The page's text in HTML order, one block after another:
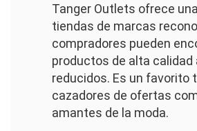
Tanger Outlets ofrece
tiendas de marcas
compradores pueden
productos de alta calidad
reducidos. Es un favorito
cazadores de ofertas
amantes de la moda.